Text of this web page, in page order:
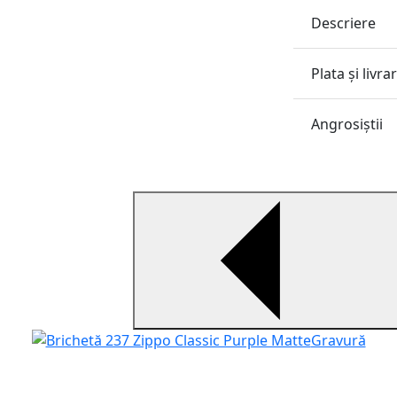
Descriere
Plata și
Angrosiştii
Gravură